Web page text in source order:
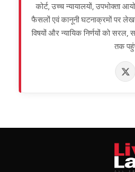
कोर्ट, उच्च न्यायालयों, उपभोक्ता
फैसलों एवं कानूनी घटनाक्रमों पर
विषयों और न्यायिक निर्णयों को
तक